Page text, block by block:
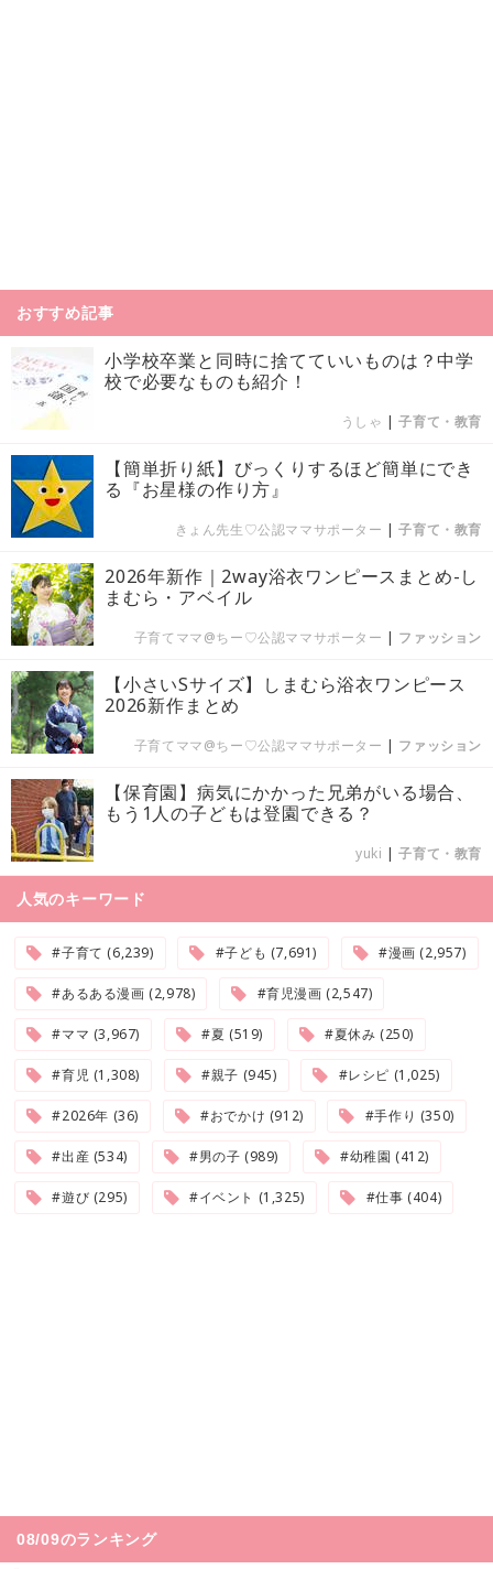
おすすめ記事
小学校卒業と同時に捨てていいものは？中学
校で必要なものも紹介！
うしゃ |子育て・教育
【簡単折り紙】びっくりするほど簡単にでき
る『お星様の作り方』
きょん先生♡公認ママサポーター |子育て・教育
2026年新作｜2way浴衣ワンピースまとめ-し
まむら・アベイル
子育てママ@ちー♡公認ママサポーター | ファッション
【小さいSサイズ】しまむら浴衣ワンピース
2026新作まとめ
子育てママ@ちー♡公認ママサポーター | ファッション
【保育園】病気にかかった兄弟がいる場合、
もう1人の子どもは登園できる？
yuki |子育て・教育
人気のキーワード
#子育て (6,239) #子ども (7,691) #漫画 (2,957)
#あるある漫画 (2,978) #育児漫画 (2,547)
#ママ (3,967) #夏 (519) #夏休み (250)
#育児 (1,308) #親子 (945) #レシピ (1,025)
#2026年 (36) #おでかけ (912) #手作り (350)
#出産 (534) #男の子 (989) #幼稚園 (412)
#遊び (295) #イベント (1,325) #仕事 (404)
08/09のランキング